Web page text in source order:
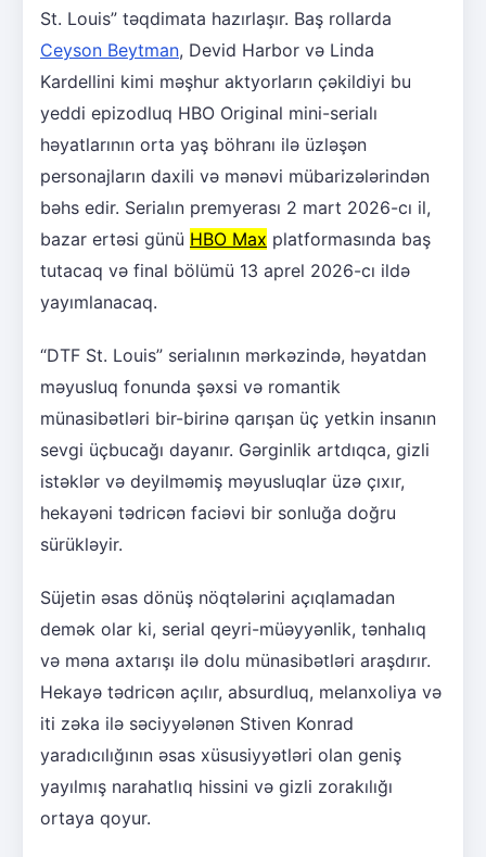
St. Louis” təqdimata hazırlaşır. Baş rollarda
Ceyson Beytman, Devid Harbor və Linda
Kardellini kimi məşhur aktyorların çəkildiyi bu
yeddi epizodluq HBO Original mini-serialı
həyatlarının orta yaş böhranı ilə üzləşən
personajların daxili və mənəvi mübarizələrindən
bəhs edir. Serialın premyerası 2 mart 2026-cı il,
bazar ertəsi günü HBO Max platformasında baş
tutacaq və final bölümü 13 aprel 2026-cı ildə
yayımlanacaq.
“DTF St. Louis” serialının mərkəzində, həyatdan
məyusluq fonunda şəxsi və romantik
münasibətləri bir-birinə qarışan üç yetkin insanın
sevgi üçbucağı dayanır. Gərginlik artdıqca, gizli
istəklər və deyilməmiş məyusluqlar üzə çıxır,
hekayəni tədricən faciəvi bir sonluğa doğru
sürükləyir.
Süjetin əsas dönüş nöqtələrini açıqlamadan
demək olar ki, serial qeyri-müəyyənlik, tənhalıq
və məna axtarışı ilə dolu münasibətləri araşdırır.
Hekayə tədricən açılır, absurdluq, melanxoliya və
iti zəka ilə səciyyələnən Stiven Konrad
yaradıcılığının əsas xüsusiyyətləri olan geniş
yayılmış narahatlıq hissini və gizli zorakılığı
ortaya qoyur.